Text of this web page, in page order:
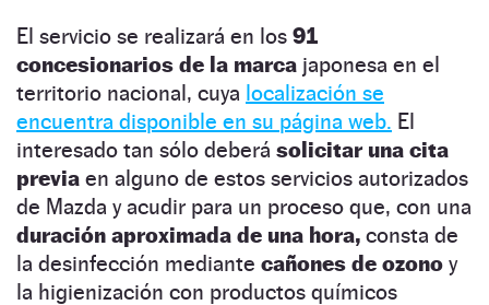
El servicio se realizará en los 91
concesionarios de la marca japonesa en el
territorio nacional, cuya localización se
encuentra disponible en su página web. El
interesado tan sólo deberá solicitar una cita
previa en alguno de estos servicios autorizados
de Mazda y acudir para un proceso que, con una
duración aproximada de una hora, consta de
la desinfección mediante cañones de ozono y
la higienización con productos químicos